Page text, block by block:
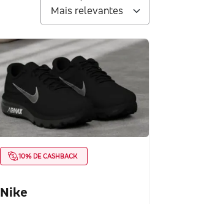
10% DE CASHBACK
Nike